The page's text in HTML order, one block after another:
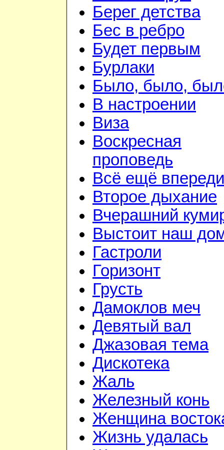
Берег детства
Бес в ребро
Будет первым
Бурлаки
Было, было,
В настроении
Виза
Воскресная
проповедь
Всё ещё впереди
Второе дыхание
Вчерашний
Выстоит наш
Гастроли
Горизонт
Грусть
Дамоклов меч
Девятый вал
Джазовая тема
Дискотека
Жаль
Железный конь
Женщина
Жизнь удалась